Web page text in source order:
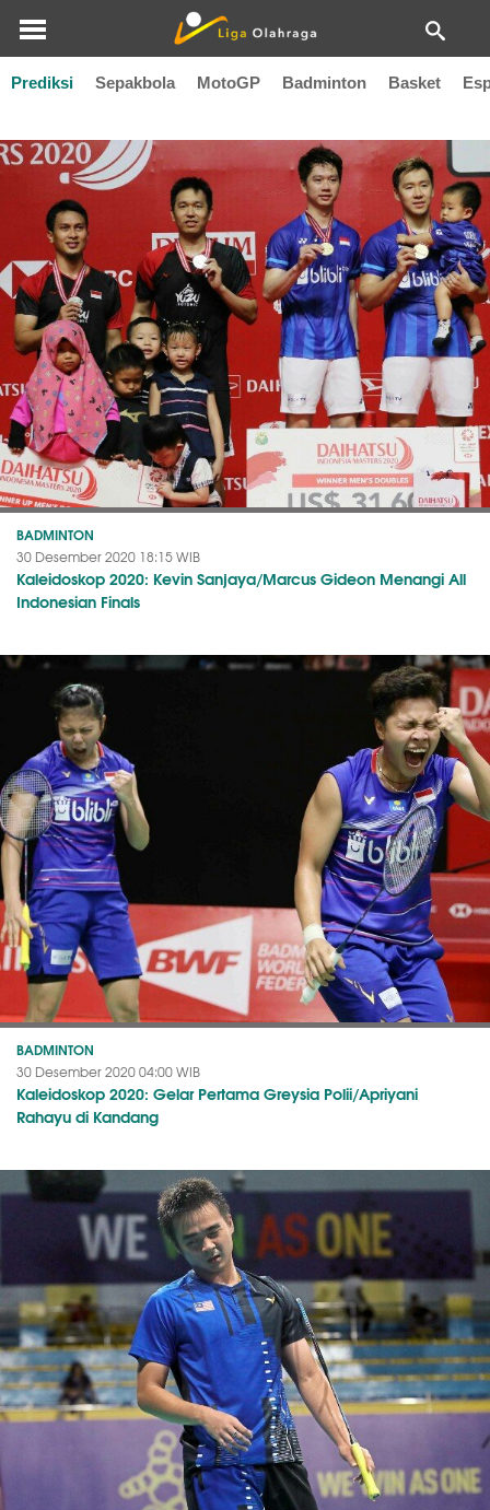
Prediksi Sepakbola MotoGP Badminton Basket
Indonesia Masters 2020
BADMINTON
30 Desember 2020 18:15 WIB
Kaleidoskop 2020: Kevin Sanjaya/Marcus Gideon Menangi All
Indonesian Finals
BADMINTON
30 Desember 2020 04:00 WIB
Kaleidoskop 2020: Gelar Pertama Greysia Polii/Apriyani
Rahayu di Kandang